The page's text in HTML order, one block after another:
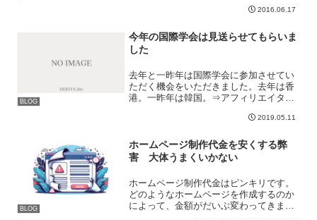
は「？」が付くことが多く感じます。真
「？」な職員がいると、悪い印象...
2016.06.17
BLOG
今年の国際学会は見送らせてもらいま
した
去年と一昨年は国際学会に参加させてい
ただく機会をいただきました。去年は香
港。一昨年は韓国。⇒アフィリエイター
ィリエイターが国際学会で論文発表！非
と考えていたのです...
2019.05.11
BLOG
ホームページ制作代金を安くする弊
害 大体うまくいかない
ホームページ制作代金はピンキリです。
どのようなホームページを作成するのか
によって、金額がだいぶ変わってきま